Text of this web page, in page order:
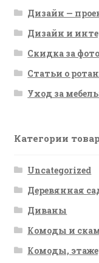
Дизайн —
Дизайн и
Скидка за
Статьи о
Уход за
Категории
Uncategorized
Деревянная
Диваны
Комоды и
Комоды,